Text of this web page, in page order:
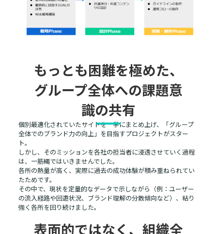
もっとも困難を極めた、
グループ全体への課題意
識の共有
個別最適化されていたサイトを一挙にまとめ上げ、「グループ
全体でのブランド力の向上」を目指すプロジェクトがスター
ト。
しかし、そのミッションを各社の担当者に浸透させていく過程
は、一筋縄ではいきませんでした。
各所の熱量が高く、実際に過去の成功体験が積み重ねられてい
たためです。
その中で、現状を定量的なデータで示しながら（例：ユーザー
の流入経路や回遊状況、ブランド理解の分散傾向など）、粘り
強く各所を回り続けました。
表面的ではなく、組織全